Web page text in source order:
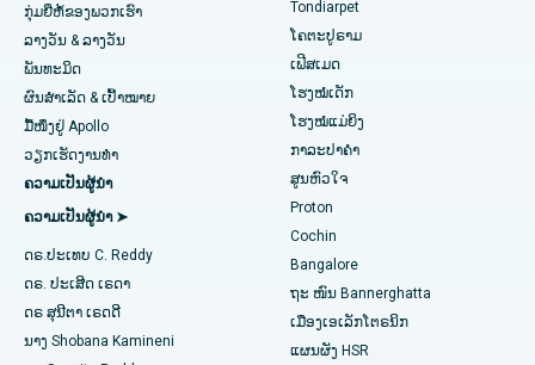
ຊອກຫາແພດຜິວໜັງ
ຊອກຫາແພດຊ່ຽວຊານດ້ານລະບົບທາງເດີນ
ປັດສະວະ
ຊອກຫາແພດຜູ້ຊ່ຽວຊານດ້ານພະຍາດເບົາຫວານ
ໂຮງໝໍທີ່ດີທີ່ສຸດໃນ Kotturpuram, Chennai
ໂຮງຫມໍທີ່ດີທີ່ສຸດໃນຖະຫນົນ Kovai, Karur
ໂຮງໝໍທີ່ດີທີ່ສຸດໃນ Karapakkam, Chennai
ໂຮງໝໍທີ່ດີທີ່ສຸດໃນ Arilova, Vizag
ໂຮງໝໍທີ່ດີທີ່ສຸດໃນ Kanpur Road, Lucknow
ໂຮງໝໍທີ່ດີທີ່ສຸດໃນເຂດ 26, Noida
ໂຮງໝໍທີ່ດີທີ່ສຸດໃນ Gandhinagar, Ahmedabad
liposuction
Coronary Angiogram
Transcatheter Aortic Valve ປ່ຽນແທນ
ສ້ອມແປງວາວ MitraClip
ການຜ່າຕັດຫົວໃຈແບບຮຸກຮານໜ້ອຍສຸດ
catheter Ablation
ການຜ່າຕັດຟື້ນຟູ ACL
ກຸ່ມຍີ່ຫໍ້ຂອງພວກເຮົາ
ລາງວັນ & ລາງວັນ
ພັນທະມິດ
ຜົນສຳເລັດ & ເປົ້າໝາຍ
ມື້ໜຶ່ງຢູ່ Apollo
ວຽກເຮັດງານທໍາ
ຄວາມເປັນຜູ້ນໍາ
ຄວາມເປັນຜູ້ນໍາ ➤
ດຣ.ປະເທບ C. Reddy
ດຣ. ປະເສີດ ເຣດາ
ດຣ ສຸນີຕາ ເຣດດີ
ນາງ Shobana Kamineni
Tondiarpet
ໂຄຕະປູຣາມ
ເຟີສເມດ
ໂຮງໝໍເດັກ
ໂຮງໝໍແມ່ຍິງ
ກາລະປາຄຳ
ສູນຫົວໃຈ
Proton
Cochin
Bangalore
ຖະ ໜົນ Bannerghatta
ເມືອງເອເລັກໂຕຣນິກ
ແຜນຜັງ HSR